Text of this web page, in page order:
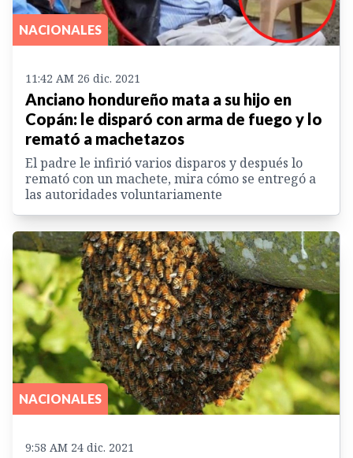
NACIONALES
11:42 AM 26 dic. 2021
Anciano hondureño mata a su hijo en
Copán: le disparó con arma de fuego y lo
remató a machetazos
El padre le infirió varios disparos y después lo
remató con un machete, mira cómo se entregó a
las autoridades voluntariamente
NACIONALES
9:58 AM 24 dic. 2021